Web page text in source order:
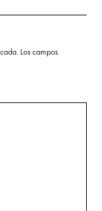
Los campos